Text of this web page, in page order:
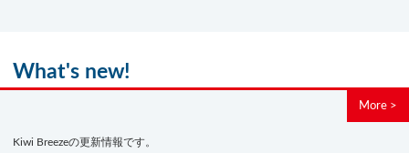
What's new!
More >
Kiwi Breezeの更新情報です。